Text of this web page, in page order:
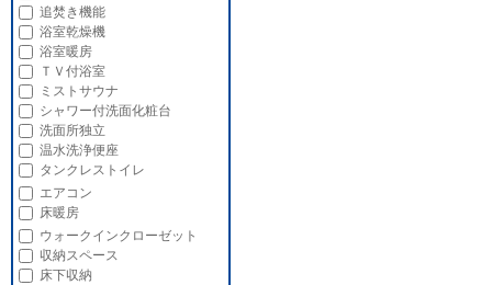
追焚き機能
浴室乾燥機
浴室暖房
ＴＶ付浴室
ミストサウナ
シャワー付洗面化粧台
洗面所独立
温水洗浄便座
タンクレストイレ
エアコン
床暖房
ウォークインクローゼット
収納スペース
床下収納